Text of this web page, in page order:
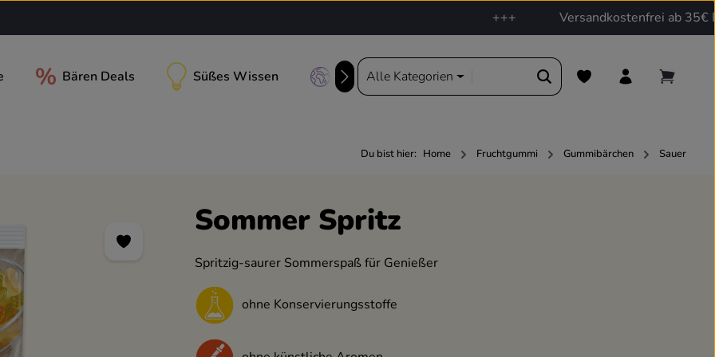
Versandkostenfrei ab 35€
Bären Deals Süßes Wissen Unsere bärige Welt
Alle Kategorien
Du bist hier: Home Fruchtgummi Gummibärchen Sauer
Sommer Spritz
Spritzig-saurer Sommerspaß für Genießer
ohne Konservierungsstoffe